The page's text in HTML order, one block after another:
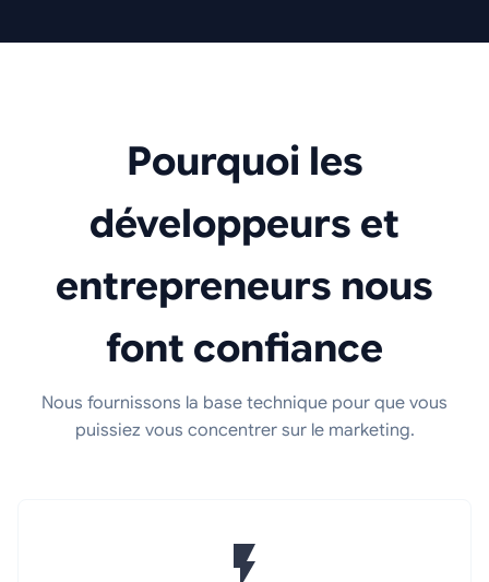
Pourquoi les
développeurs et
entrepreneurs nous
font confiance
Nous fournissons la base technique pour que vous
puissiez vous concentrer sur le marketing.